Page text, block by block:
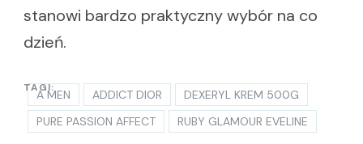
stanowi bardzo praktyczny wybór na co
dzień.
TAGI:
A MEN ADDICT DIOR
DEXERYL KREM 500G
PURE PASSION AFFECT
RUBY GLAMOUR EVELINE